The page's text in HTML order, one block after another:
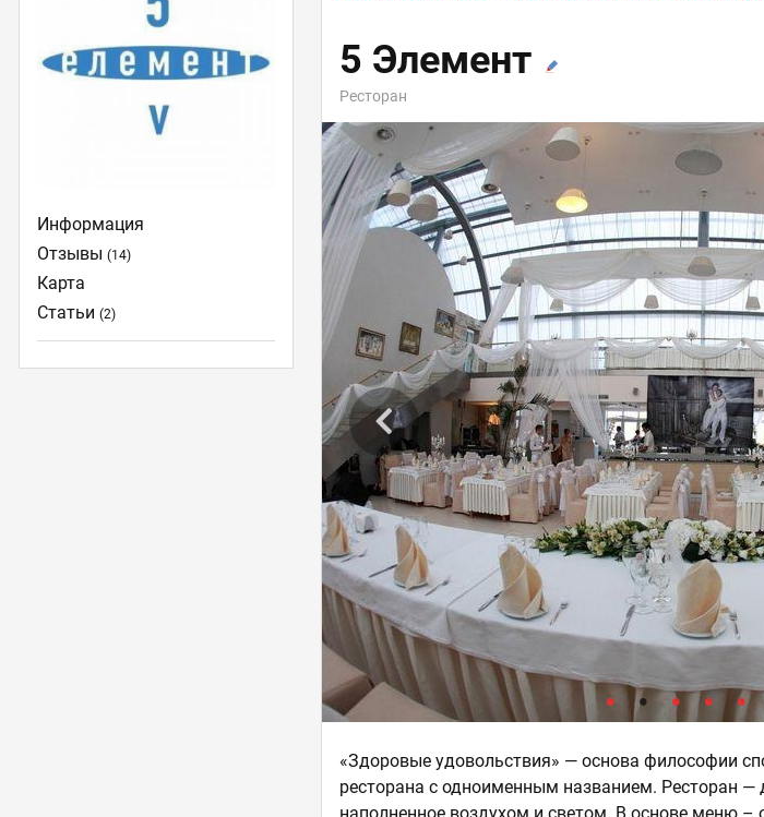
5 Элемент
Ресторан
«Здоровые удовольствия» — основа философии
ресторана с одноименным названием. Ресторан —
Информация
Отзывы(14)
Карта
Статьи(2)